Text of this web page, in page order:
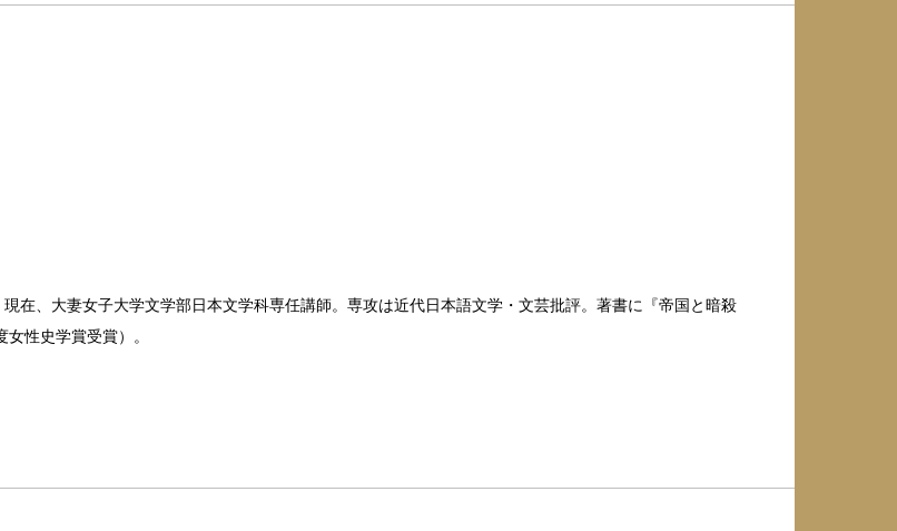
在、大妻女子大学文学部日本文学科専任講師。専攻は近代日本語文学・文芸批評。著書に『帝国と暗殺
性史学賞受賞）。